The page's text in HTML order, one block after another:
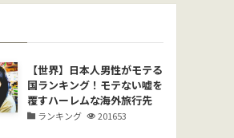
【世界】日本人男性がモテる
国ランキング！モテない嘘を
覆すハーレムな海外旅行先
ランキング 201653